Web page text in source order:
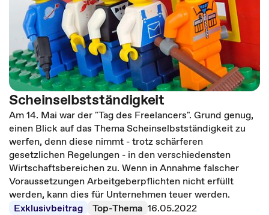
Scheinselbstständigkeit
Am 14. Mai war der "Tag des Freelancers". Grund genug,
einen Blick auf das Thema Scheinselbstständigkeit zu
werfen, denn diese nimmt - trotz schärferen
gesetzlichen Regelungen - in den verschiedensten
Wirtschaftsbereichen zu. Wenn in Annahme falscher
Voraussetzungen Arbeitgeberpflichten nicht erfüllt
werden, kann dies für Unternehmen teuer werden.
Exklusivbeitrag
Top-Thema 16.05.2022